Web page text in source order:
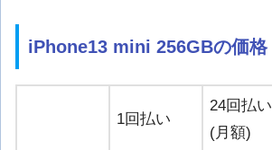
iPhone13 mini 256GBの価格
1回払い
24回払い
(月額)